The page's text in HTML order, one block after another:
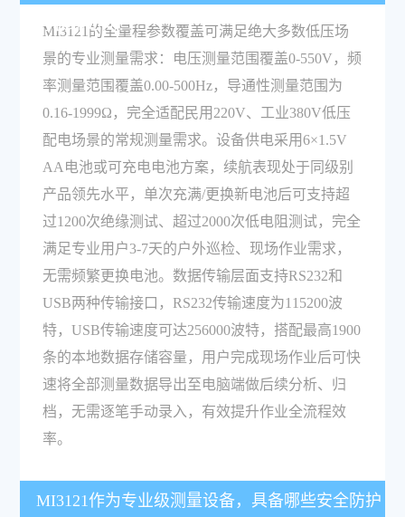
力表现如何？
MI3121的全量程参数覆盖可满足绝大多数低压场
景的专业测量需求：电压测量范围覆盖0-550V，频
率测量范围覆盖0.00-500Hz，导通性测量范围为
0.16-1999Ω，完全适配民用220V、工业380V低压
配电场景的常规测量需求。设备供电采用6×1.5V
AA电池或可充电电池方案，续航表现处于同级别
产品领先水平，单次充满/更换新电池后可支持超
过1200次绝缘测试、超过2000次低电阻测试，完全
满足专业用户3-7天的户外巡检、现场作业需求，
无需频繁更换电池。数据传输层面支持RS232和
USB两种传输接口，RS232传输速度为115200波
特，USB传输速度可达256000波特，搭配最高1900
条的本地数据存储容量，用户完成现场作业后可快
速将全部测量数据导出至电脑端做后续分析、归
档，无需逐笔手动录入，有效提升作业全流程效
率。
MI3121作为专业级测量设备，具备哪些安全防护